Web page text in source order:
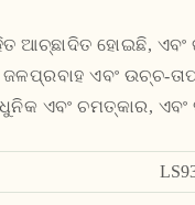
ହୋଇଛି, ଏବଂ
ଜଳପ୍ରବାହ ଏବଂ ଉଚ୍ଚ-
ଏବଂ ଚମତ୍କାର, ଏବଂ